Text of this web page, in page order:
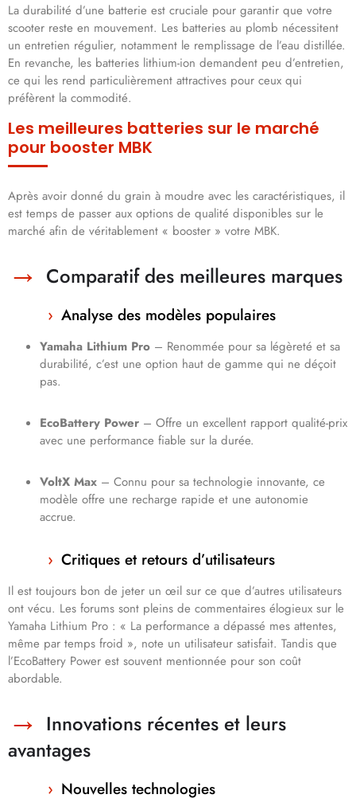
La durabilité d’une batterie est cruciale pour garantir que votre
scooter reste en mouvement. Les batteries au plomb nécessitent
un entretien régulier, notamment le remplissage de l’eau distillée.
En revanche, les batteries lithium-ion demandent peu d’entretien,
ce qui les rend particulièrement attractives pour ceux qui
préfèrent la commodité.
Les meilleures batteries sur le marché
pour booster MBK
Après avoir donné du grain à moudre avec les caractéristiques, il
est temps de passer aux options de qualité disponibles sur le
marché afin de véritablement « booster » votre MBK.
Comparatif des meilleures marques
Analyse des modèles populaires
Yamaha Lithium Pro – Renommée pour sa légèreté et sa
durabilité, c’est une option haut de gamme qui ne déçoit
pas.
EcoBattery Power – Offre un excellent rapport qualité-prix
avec une performance fiable sur la durée.
VoltX Max – Connu pour sa technologie innovante, ce
modèle offre une recharge rapide et une autonomie
accrue.
Critiques et retours d’utilisateurs
Il est toujours bon de jeter un œil sur ce que d’autres utilisateurs
ont vécu. Les forums sont pleins de commentaires élogieux sur le
Yamaha Lithium Pro : « La performance a dépassé mes attentes,
même par temps froid », note un utilisateur satisfait. Tandis que
l’EcoBattery Power est souvent mentionnée pour son coût
abordable.
Innovations récentes et leurs
avantages
Nouvelles technologies